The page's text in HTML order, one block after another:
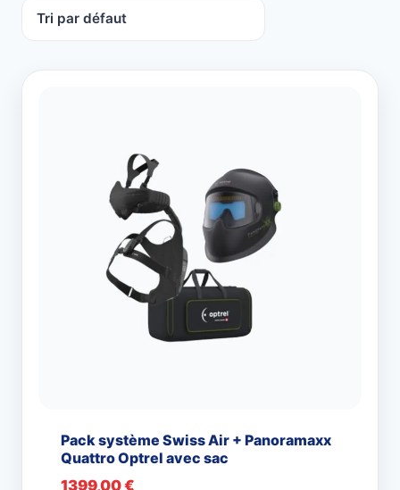
Pack système Swiss Air + Panoramaxx
Quattro Optrel avec sac
1399,00€